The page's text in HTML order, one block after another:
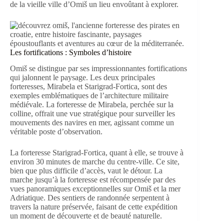
de la vieille ville d’Omiš un lieu envoûtant à explorer.
Les fortifications : Symboles d’histoire
Omiš se distingue par ses impressionnantes fortifications
qui jalonnent le paysage. Les deux principales
forteresses, Mirabela et Starigrad-Fortica, sont des
exemples emblématiques de l’architecture militaire
médiévale. La forteresse de Mirabela, perchée sur la
colline, offrait une vue stratégique pour surveiller les
mouvements des navires en mer, agissant comme un
véritable poste d’observation.
La forteresse Starigrad-Fortica, quant à elle, se trouve à
environ 30 minutes de marche du centre-ville. Ce site,
bien que plus difficile d’accès, vaut le détour. La
marche jusqu’à la forteresse est récompensée par des
vues panoramiques exceptionnelles sur Omiš et la mer
Adriatique. Des sentiers de randonnée serpentent à
travers la nature préservée, faisant de cette expédition
un moment de découverte et de beauté naturelle.